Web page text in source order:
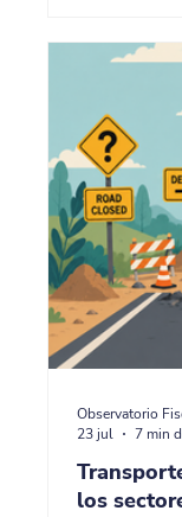
los
Observatorio
23 jul
7 min